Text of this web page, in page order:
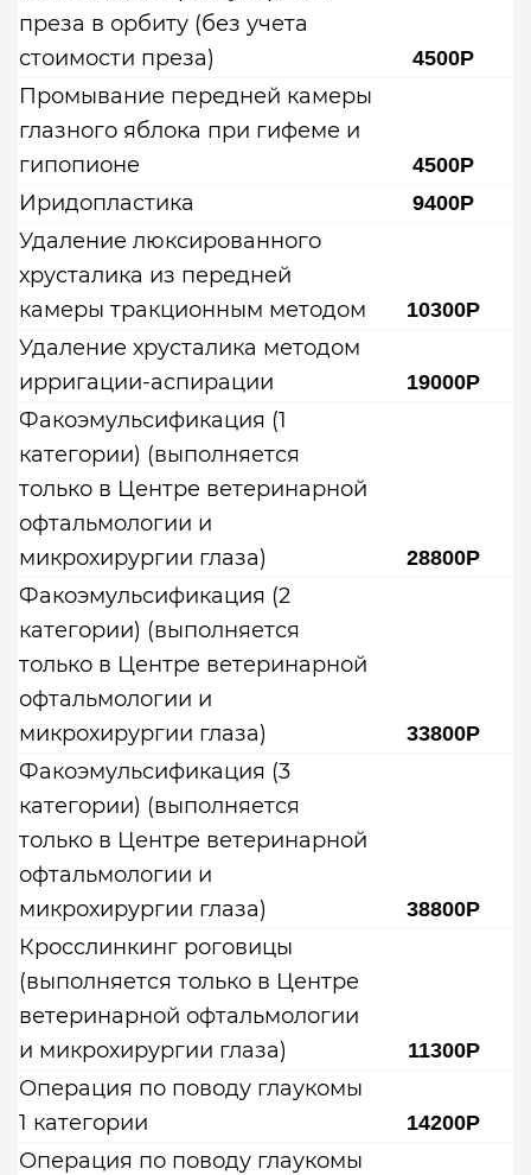
преза в орбиту (без учета
стоимости преза)
4500Р
Промывание передней камеры
глазного яблока при гифеме и
гипопионе
4500Р
Иридопластика 9400Р
Удаление люксированного
хрусталика из передней
камеры тракционным методом
10300Р
Удаление хрусталика методом
ирригации-аспирации
19000Р
Факоэмульсификация (1
категории) (выполняется
только в Центре ветеринарной
офтальмологии и
микрохирургии глаза)
28800Р
Факоэмульсификация (2
категории) (выполняется
только в Центре ветеринарной
офтальмологии и
микрохирургии глаза)
33800Р
Факоэмульсификация (3
категории) (выполняется
только в Центре ветеринарной
офтальмологии и
микрохирургии глаза)
38800Р
Кросслинкинг роговицы
(выполняется только в Центре
ветеринарной офтальмологии
и микрохирургии глаза)
11300Р
Операция по поводу глаукомы
1 категории
14200Р
Операция по поводу глаукомы